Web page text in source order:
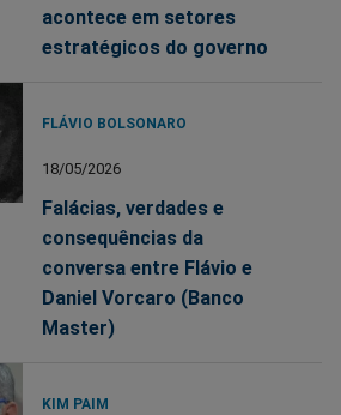
acontece em setores
estratégicos do governo
FLÁVIO BOLSONARO
18/05/2026
Falácias, verdades e
consequências da
conversa entre Flávio e
Daniel Vorcaro (Banco
Master)
KIM PAIM